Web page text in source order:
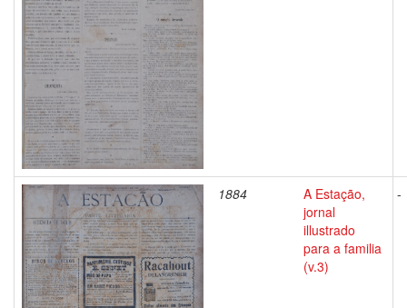
1884
A Estação,
jornal
illustrado
para a familia
(v.3)
-